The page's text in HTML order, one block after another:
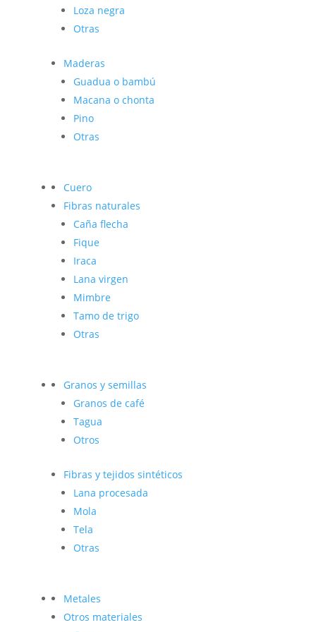
Loza negra
Otras
Maderas
Guadua o bambú
Macana o chonta
Pino
Otras
Cuero
Fibras naturales
Caña flecha
Fique
Iraca
Lana virgen
Mimbre
Tamo de trigo
Otras
Granos y semillas
Granos de café
Tagua
Otros
Fibras y tejidos sintéticos
Lana procesada
Mola
Tela
Otras
Metales
Otros materiales